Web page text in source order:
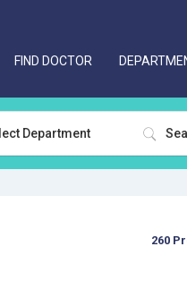
FIND DOCTOR
Department
260